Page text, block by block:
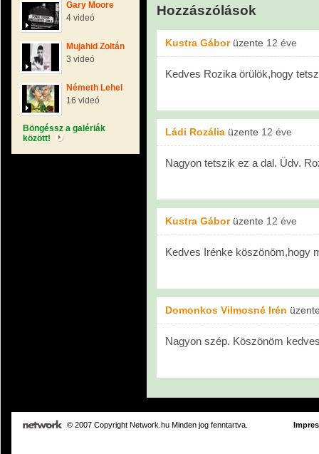
Gary Moore
4 videó
Mujahid Zoltán
3 videó
Németh Lehel
16 videó
Böngéssz a galériák
között!
Hozzászólások
Kustra Gáborüzente 12 éve
Kedves Rozika örülök,hogy
Ládi Rozália üzente 12 éve
Nagyon tetszik ez a dal. Üdv.
Kustra Gáborüzente 12 éve
Kedves Irénke köszönöm,hogy
Domonkos Vilmosné Irén
Nagyon szép. Köszönöm
© 2007 Copyright Network.hu Minden jog fenntartva.